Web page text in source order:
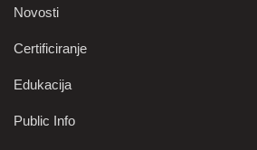
Novosti
Certificiranje
Edukacija
Public Info